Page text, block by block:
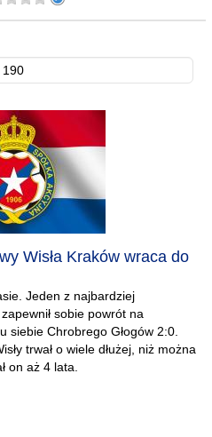
190
Wisła Kraków wraca do
Jeden z najbardziej
sobie powrót na
siebie Chrobrego Głogów 2:0.
trwał o wiele dłużej, niż można
on aż 4 lata.